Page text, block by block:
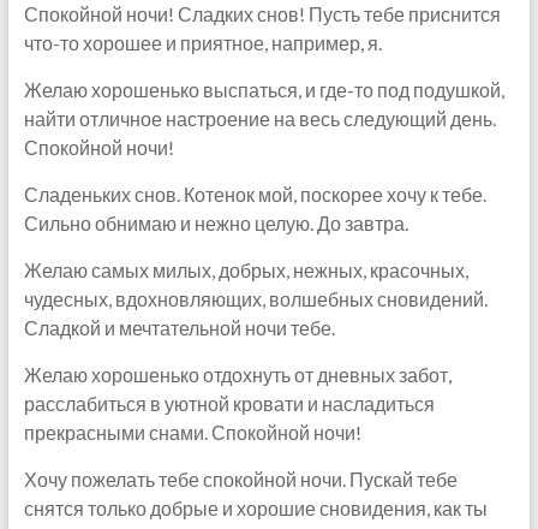
Спокойной ночи! Сладких снов! Пусть тебе приснится
что-то хорошее и приятное, например, я.
Желаю хорошенько выспаться, и где-то под подушкой,
найти отличное настроение на весь следующий день.
Спокойной ночи!
Сладеньких снов. Котенок мой, поскорее хочу к тебе.
Сильно обнимаю и нежно целую. До завтра.
Желаю самых милых, добрых, нежных, красочных,
чудесных, вдохновляющих, волшебных сновидений.
Сладкой и мечтательной ночи тебе.
Желаю хорошенько отдохнуть от дневных забот,
расслабиться в уютной кровати и насладиться
прекрасными снами. Спокойной ночи!
Хочу пожелать тебе спокойной ночи. Пускай тебе
снятся только добрые и хорошие сновидения, как ты